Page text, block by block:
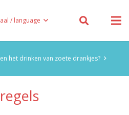
/ language
het drinken van zoete drankjes?